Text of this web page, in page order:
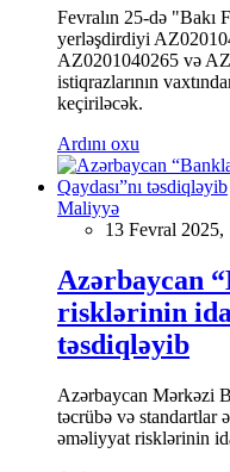
Fevralın 25-də "Bakı
yerləşdirdiyi
AZ0201040265 və
istiqrazlarının
keçiriləcək.
Ardını oxu
Maliyyə
13 Fevral 2025,
Azərbaycan
risklərinin
təsdiqləyib
Azərbaycan Mərkəzi
təcrübə və standartlar
əməliyyat risklərinin